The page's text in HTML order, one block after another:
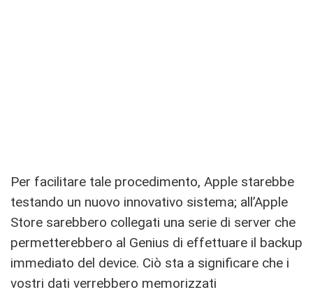
Per facilitare tale procedimento, Apple starebbe
testando un nuovo innovativo sistema; all’Apple
Store sarebbero collegati una serie di server che
permetterebbero al Genius di effettuare il backup
immediato del device. Ciò sta a significare che i
vostri dati verrebbero memorizzati